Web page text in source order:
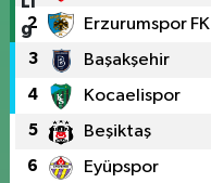
2 Erzurumspor FK
3 Başakşehir
4 Kocaelispor
5 Beşiktaş
6 Eyüpspor